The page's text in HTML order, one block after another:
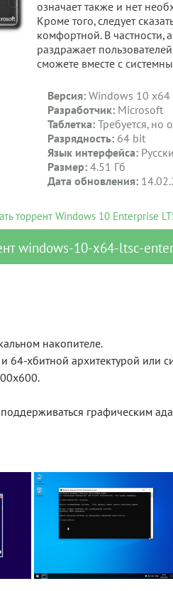
означает также и нет
Кроме того, следует
комфортной. В частности,
раздражает
сможете вместе с
Версия: Windows 10 x64
Разработчик: Microsoft
Таблетка: Требуется, но
Разрядность: 64 bit
Язык интерфейса:
Размер: 4.51 Гб
Дата обновления:
торрент Windows 10 Enterprise
windows-10-x64-ltsc-
накопителе.
64-хбитной архитектурой или
графическим